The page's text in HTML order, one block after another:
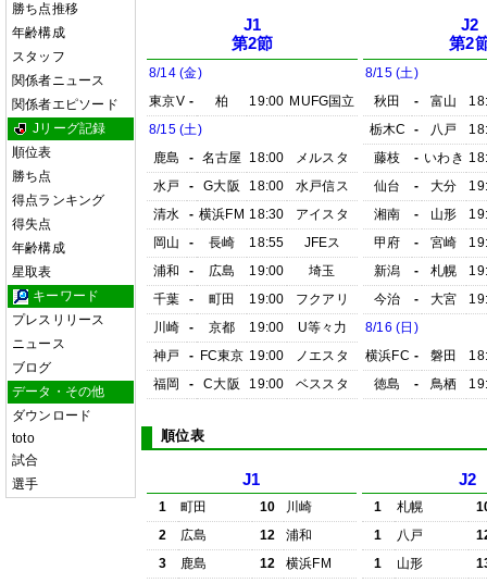
勝ち点推移
年齢構成
スタッフ
関係者ニュース
関係者エピソード
Jリーグ記録
順位表
勝ち点
得点ランキング
得失点
年齢構成
星取表
キーワード
プレスリリース
ニュース
ブログ
データ・その他
ダウンロード
toto
試合
選手
J1
第2節
8/14 (金)
東京V - 柏 19:00 MUFG国立
8/15 (土)
鹿島
- 名古屋 18:00
メルスタ
水戸
- G大阪 18:00
水戸信ス
清水
- 横浜FM 18:30
アイスタ
岡山
- 長崎 18:55
JFEス
浦和
- 広島 19:00
埼玉
千葉
- 町田 19:00
フクアリ
川崎
- 京都 19:00
U等々力
神戸
- FC東京 19:00
ノエスタ
福岡
- C大阪 19:00 ベススタ
J2
第2
8/15 (土)
秋田
- 富山
栃木C
- 八戸
藤枝
- いわき
仙台
- 大分
湘南
- 山形
甲府
- 宮崎
新潟
- 札幌
今治
- 大宮
8/16 (日)
横浜FC - 磐田
徳島
- 鳥栖
順位表
J1
1 町田 10
川崎
2
広島 12
浦和
3
鹿島 12
横浜FM
J2
1 札幌
1
八戸
1
山形